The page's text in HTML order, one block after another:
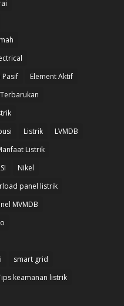
Pasif
Element Aktif
Listrik
LVMDB
Listrik
Nikel
panel listrik
MVMDB
smart grid
keamanan listrik